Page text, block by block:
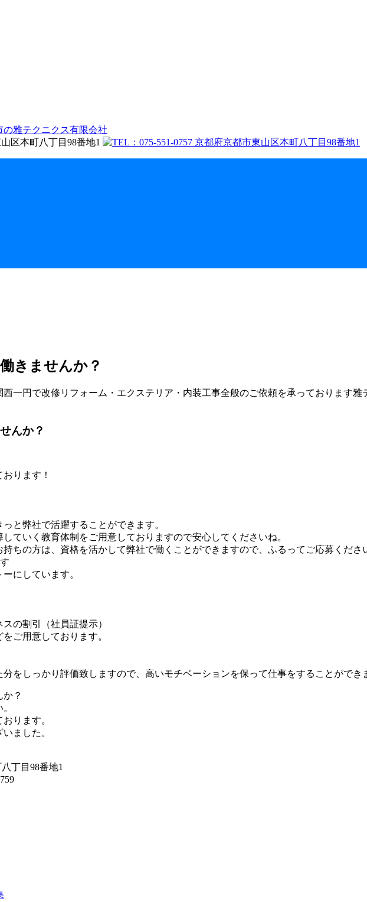
きませんか？
一円で改修リフォーム・エクステリア・内装工事全般のご依頼を承っております雅
んか？
ります！
と弊社で活躍することができます。
ていく教育体制をご用意しておりますので安心してくださいね。
ちの方は、資格を活かして弊社で働くことができますので、ふるってご応募くださ
にしています。
の割引（社員証提示）
ご用意しております。
をしっかり評価致しますので、高いモチベーションを保って仕事をすることができ
？
ります。
ました。
丁目98番地1